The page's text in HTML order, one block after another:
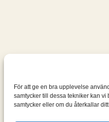
För att ge en bra upplevelse
samtycker till dessa tekniker kan
samtycker eller om du återkallar